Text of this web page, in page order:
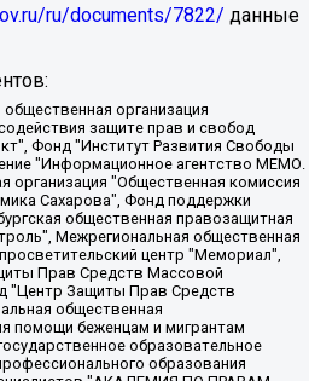
ru/documents/7822/ данные
Foundation" (США), являющаяся владельцем интернет-издания https://mnews.world/, Компания "Stichting Bellingcat", зарегистрированная в Нидерландах (дата регистрации 11.07.2018), Захаров Андрей Вячеславович, Клепиковская Екатерина Дмитриевна, Общество с ограниченной ответственностью "МЕМО", Перл Роман Александрович, Симонов Евгений Алексеевич, Соловьева Елена Анатольевна, Сотников Даниил Владимирович, Сурначева Елизавета Дмитриевна, Автономная некоммерческая организация по защите прав человека и информированию населения "Якутия – Наше Мнение", Общество с ограниченной ответственностью "Москоу диджитал медиа", с 26.01.2023 Общество с ограниченной ответственностью "Чайка Белые сады", Ветошкина Валерия Валерьевна, Заговора Максим Александрович, Межрегиональное общественное движение "Российская ЛГБТ - сеть", Оленичев Максим Владимирович, Павлов Иван Юрьевич, Скворцова Елена Сергеевна, Общество с ограниченной ответственностью "Как бы инагент", Кочетков Игорь Викторович, Общество с ограниченной ответственностью "Честные выборы", Еланчик Олег Александрович, Общество с ограниченной ответственностью "Нобелевский призыв", Гималова Регина Эмилевна, Григорьев Андрей Валерьевич, Григорьева Алина Александровна, Ассоциация по содействию защите прав призывников, альтернативнослужащих и военнослужащих "Правозащитная группа "Гражданин.Армия.Право", Хисамова Регина Фаритовна, Автономная некоммерческая организация по реализации социально-правовых программ "Лилит", Дальневосточное общественное движение "Маяк", Санкт-Петербургская ЛГБТ-инициативная группа "Выход", Инициативная группа ЛГБТ+ "Реверс", Алексеев Андрей Викторович, Бекбулатова Таисия Львовна, Беляев Иван Михайлович, Владыкина Елена Сергеевна, Гельман Марат Александрович, Никульшина Вероника Юрьевна, Толоконникова Надежда Андреевна, Шендерович Виктор Анатольевич, Общество с ограниченной ответственностью "Данное сообщение", Общество с ограниченной ответственностью Издательский дом "Новая глава", Айнбиндер Александра Александровна, Московский комьюнити-центр для ЛГБТ+инициатив, Благотворительный фонд развития филантропии, Deutsche Welle (Германия, Kurt-Schumacher-Strasse 3, 53113 Bonn), Борзунова Мария Михайловна, Воробьев Виктор Викторович, Голубева Анна Львовна, Константинова Алла Михайловна, Малкова Ирина Владимировна, Мурадов Мурад Абдулгалимович, Осетинская Елизавета Николаевна, Понасенков Евгений Николаевич, Ганапольский Матвей Юрьевич, Киселев Евгений Алексеевич, Борухович Ирина Григорьевна, Дремин Иван Тимофеевич, Дубровский Дмитрий Викторович, Красноярская региональная общественная организация поддержки и развития альтернативных образовательных технологий и межкультурных коммуникаций "ИНТЕРРА", Маяковская Екатерина Алексеевна, Фейгин Марк Захарович, Филимонов Андрей Викторович, Дзугкоева Регина Николаевна, Доброхотов Роман Александрович, Дудь Юрий Александрович, Елкин Сергей Владимирович, Кругликов Кирилл Игоревич, Сабунаева Мария Леонидовна, Семенов Алексей Владимирович, Шаинян Карен Багратович, Шульман Екатерина Михайловна, Асафьев Артур Валерьевич, Вахштайн Виктор Семенович, Венедиктов Алексей Алексеевич, Лушникова Екатерина Евгеньевна, Волков Леонид Михайлович, Невзоров Александр Глебович, Пархоменко Сергей Борисович, Сироткин Ярослав Николаевич, Кара-Мурза Владимир Владимирович, Баранова Наталья Владимировна, Гозман Леонид Яковлевич, Кагарлицкий Борис Юльевич, Климарев Михаил Валерьевич, Милов Владимир Станиславович, Автономная некоммерческая организация Краснодарский центр современного искусства "Типография", Моргенштерн Алишер Тагирович, Соболь Любовь Эдуардовна, Общество с ограниченной ответственностью "ЛИЗА НОРМ", Каспаров Гарри Кимович, Ходорковский Михаил Борисович, Общество с ограниченной ответственностью "Апрельские тезисы", Данилович Ирина Брониславовна, Кашин Олег Владимирович, Петров Николай Владимирович, Пивоваров Алексей Владимирович, Соколов Михаил Владимирович, Цветкова Юлия Владимировна, Чичваркин Евгений Александрович, Комитет против пыток/Команда против пыток, Общество с ограниченной ответственностью "Первый научный", Общество с ограниченной ответственностью "Вертолет и ко", Белоцерковская Вероника Борисовна, Кац Максим Евгеньевич, Лазарева Татьяна Юрьевна, Шаведдинов Руслан Табризович, Яшин Илья Валерьевич, Общество с ограниченной ответственностью "Иноагент ААВ", Алешковский Дмитрий Петрович, Альбац Евгения Марковна, Быков Дмитрий Львович, Галямина Юлия Евгеньевна, Лойко Сергей Леонидович, Мартынов Кирилл Константинович, Медведев Сергей Александрович, Крашенинников Федор Геннадиевич, Гордеева Катерина Вл